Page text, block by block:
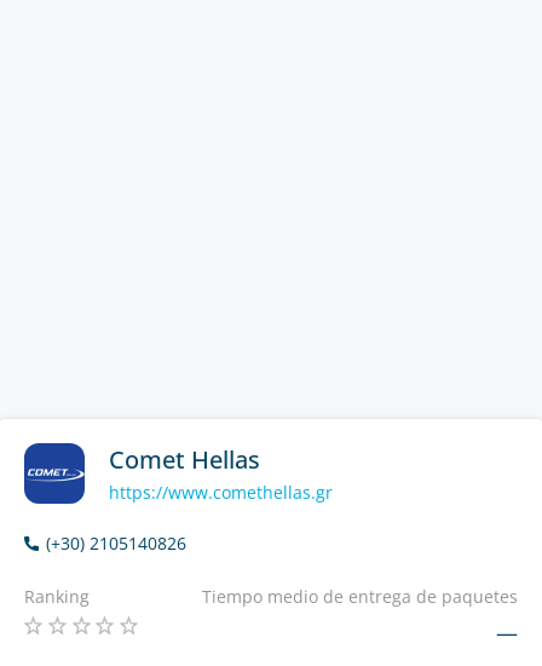
Comet Hellas
https://www.comethellas.gr
(+30) 2105140826
Ranking Tiempo medio de entrega de paquetes
—